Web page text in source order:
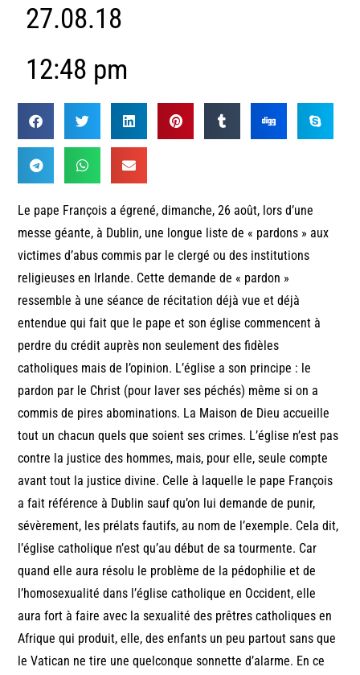
27.08.18
12:48 pm
Le pape François a égrené, dimanche, 26 août, lors d’une
messe géante, à Dublin, une longue liste de « pardons » aux
victimes d’abus commis par le clergé ou des institutions
religieuses en Irlande. Cette demande de « pardon »
ressemble à une séance de récitation déjà vue et déjà
entendue qui fait que le pape et son église commencent à
perdre du crédit auprès non seulement des fidèles
catholiques mais de l’opinion. L’église a son principe : le
pardon par le Christ (pour laver ses péchés) même si on a
commis de pires abominations. La Maison de Dieu accueille
tout un chacun quels que soient ses crimes. L’église n’est pas
contre la justice des hommes, mais, pour elle, seule compte
avant tout la justice divine. Celle à laquelle le pape François
a fait référence à Dublin sauf qu’on lui demande de punir,
sévèrement, les prélats fautifs, au nom de l’exemple. Cela dit,
l’église catholique n’est qu’au début de sa tourmente. Car
quand elle aura résolu le problème de la pédophilie et de
l’homosexualité dans l’église catholique en Occident, elle
aura fort à faire avec la sexualité des prêtres catholiques en
Afrique qui produit, elle, des enfants un peu partout sans que
le Vatican ne tire une quelconque sonnette d’alarme. En ce